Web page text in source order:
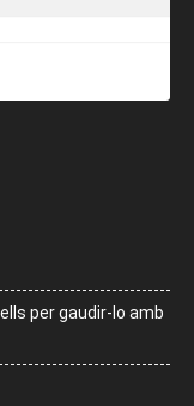
per gaudir-lo amb